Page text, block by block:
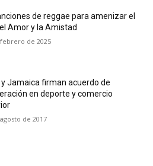
de reggae para amenizar el
Amor y la Amistad
de 2025
y Jamaica firman acuerdo de
en deporte y comercio
de 2017